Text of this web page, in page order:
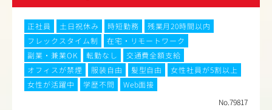
正社員 土日祝休み 時短勤務
残業月20時間以内
フレックスタイム制
在宅・リモートワーク
副業・兼業OK
転勤なし
交通費全額支給
オフィスが禁煙
服装自由 髪型自由
女性社員が5割以上
女性が活躍中
学歴不問
Web面接
No.79817